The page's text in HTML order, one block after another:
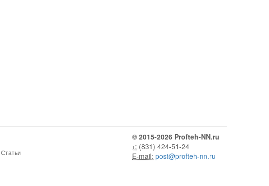
© 2015-2026 Profteh-NN.ru
т: (831) 424-51-24
E-mail: post@profteh-nn.ru